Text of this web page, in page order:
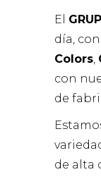
El
día,
Colors
con
de
de alta